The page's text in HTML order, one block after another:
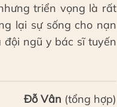
triển vọng là rất
lại sự sống cho nạn
ngũ y bác sĩ tuyến
Đỗ Vân (tổng hợp)